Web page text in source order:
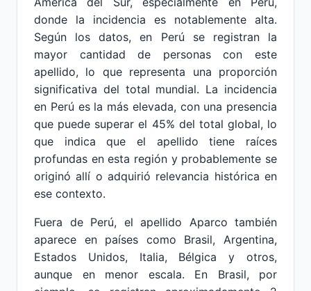
donde la incidencia es notablemente alta.
Según los datos, en Perú se registran la
mayor cantidad de personas con este
apellido, lo que representa una proporción
significativa del total mundial. La incidencia
en Perú es la más elevada, con una presencia
que puede superar el 45% del total global, lo
que indica que el apellido tiene raíces
profundas en esta región y probablemente se
originó allí o adquirió relevancia histórica en
ese contexto.
Fuera de Perú, el apellido Aparco también
aparece en países como Brasil, Argentina,
Estados Unidos, Italia, Bélgica y otros,
aunque en menor escala. En Brasil, por